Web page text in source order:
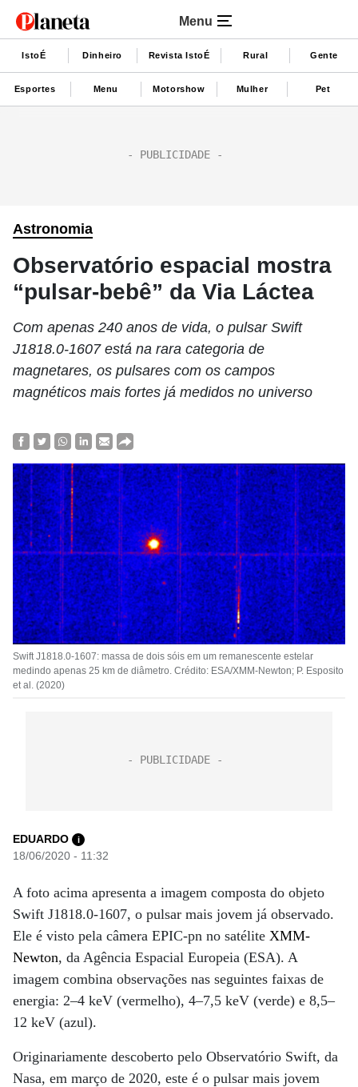
Menu
IstoÉ Dinheiro Revista IstoÉ Rural Gente
Esportes Menu Motorshow Mulher Pet
Astronomia
Observatório espacial mostra
“pulsar-bebê” da Via Láctea
Com apenas 240 anos de vida, o pulsar Swift
J1818.0-1607 está na rara categoria de
magnetares, os pulsares com os campos
magnéticos mais fortes já medidos no universo
Swift J1818.0-1607: massa de dois sóis em um remanescente estelar
medindo apenas 25 km de diâmetro. Crédito: ESA/XMM-Newton; P. Esposito
et al. (2020)
EDUARDO i
18/06/2020 - 11:32
A foto acima apresenta a imagem composta do objeto
Swift J1818.0-1607, o pulsar mais jovem já observado.
Ele é visto pela câmera EPIC-pn no satélite XMM-
Newton, da Agência Espacial Europeia (ESA). A
imagem combina observações nas seguintes faixas de
energia: 2–4 keV (vermelho), 4–7,5 keV (verde) e 8,5–
12 keV (azul).
Originariamente descoberto pelo Observatório Swift, da
Nasa, em março de 2020, este é o pulsar mais jovem